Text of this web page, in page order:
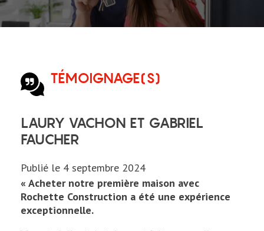
LAURY VACHON ET GABRIEL
FAUCHER
TÉMOIGNAGE(S)
Publié le 4 septembre 2024
« Acheter notre première maison avec
Rochette Construction a été une expérience
exceptionnelle.